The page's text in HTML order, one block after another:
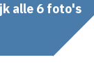
alle 6 foto's